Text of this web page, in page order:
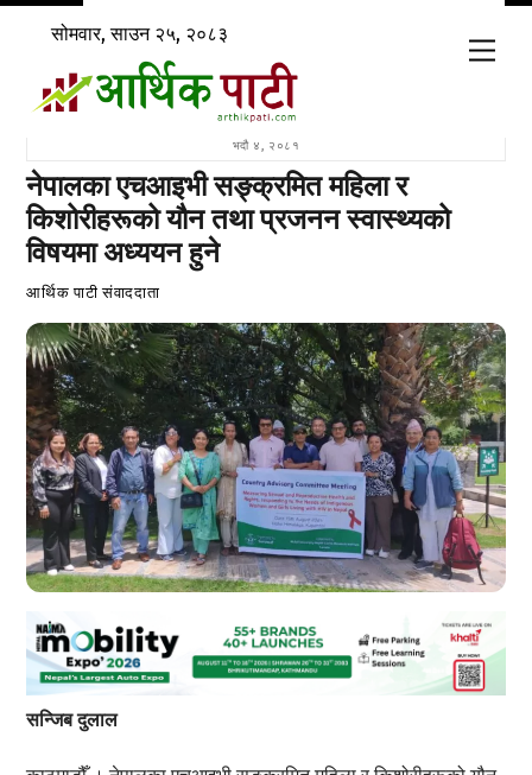
Skip
content
सोमवार, साउन २५, २०८३
भदौ ४, २०८१
नेपालका एचआइभी सङ्क्रमित महिला र
किशोरीहरूको यौन तथा प्रजनन स्वास्थ्यको
विषयमा अध्ययन हुने
आर्थिक पाटी संवाददाता
सन्जिब दुलाल